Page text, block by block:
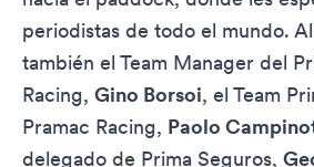
periodistas de todo el mundo.
también el Team Manager del
Racing, Gino Borsoi, el Team
Pramac Racing, Paolo
delegado de Prima Seguros,